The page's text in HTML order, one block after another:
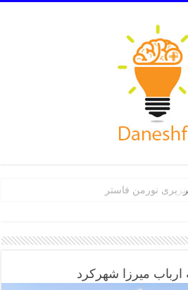
نورمن فاستر
ارباب میرزا شهرکرد